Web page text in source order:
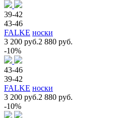
39-42
43-46
FALKE носки
3 200 руб.2 880 руб.
-10%
43-46
39-42
FALKE носки
3 200 руб.2 880 руб.
-10%